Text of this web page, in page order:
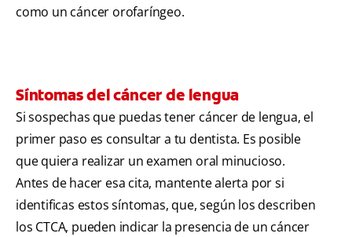
como un cáncer orofaríngeo.
Síntomas del cáncer de lengua
Si sospechas que puedas tener cáncer de lengua, el
primer paso es consultar a tu dentista. Es posible
que quiera realizar un examen oral minucioso.
Antes de hacer esa cita, mantente alerta por si
identificas estos síntomas, que, según los describen
los CTCA, pueden indicar la presencia de un cáncer